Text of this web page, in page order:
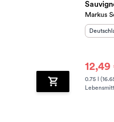
Zum Warenkorb
Markus
12,49
0.75 l